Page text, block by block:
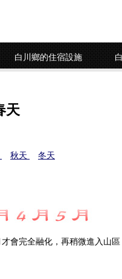
白川鄉的住宿設施
天
秋天 冬天
會完全融化，再稍微進入山